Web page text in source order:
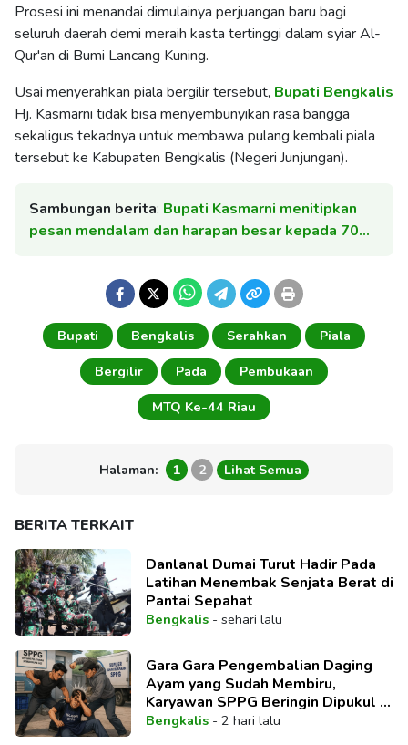
Prosesi ini menandai dimulainya perjuangan baru bagi
seluruh daerah demi meraih kasta tertinggi dalam syiar Al-
Qur'an di Bumi Lancang Kuning.
Usai menyerahkan piala bergilir tersebut, Bupati Bengkalis
Hj. Kasmarni tidak bisa menyembunyikan rasa bangga
sekaligus tekadnya untuk membawa pulang kembali piala
tersebut ke Kabupaten Bengkalis (Negeri Junjungan).
Sambungan berita: Bupati Kasmarni menitipkan
pesan mendalam dan harapan besar kepada 70…
Bupati Bengkalis Serahkan
Piala
Bergilir
Pada
Pembukaan
MTQ Ke-44 Riau
Halaman: 1 2 Lihat Semua
BERITA TERKAIT
Danlanal Dumai Turut Hadir Pada
Latihan Menembak Senjata Berat di
Pantai Sepahat
Bengkalis- sehari lalu
Gara Gara Pengembalian Daging
Ayam yang Sudah Membiru,
Karyawan SPPG Beringin Dipukul 2
Pelaku
Bengkalis- 2 hari lalu